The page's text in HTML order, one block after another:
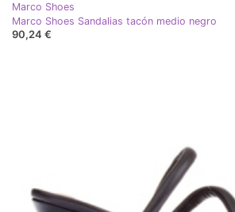
Marco Shoes
Marco Shoes Sandalias tacón medio negro
90,24 €